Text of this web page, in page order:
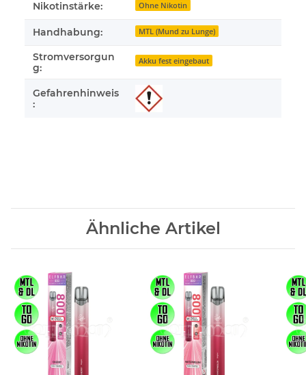
Nikotinstärke: Ohne Nikotin
Handhabung: MTL (Mund zu Lunge)
Stromversorgun
g:
Akku fest eingebaut
Gefahrenhinweis
:
Ähnliche Artikel